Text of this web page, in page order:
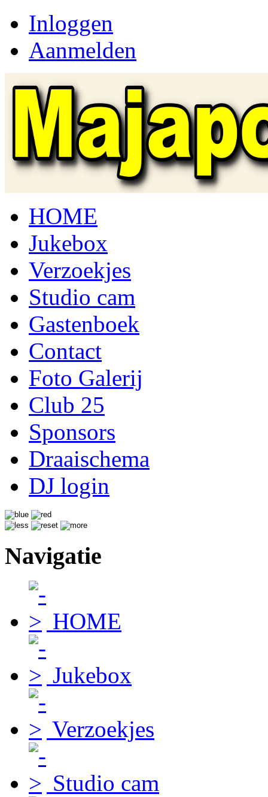
Inloggen
Aanmelden
HOME
Jukebox
Verzoekjes
Studio cam
Gastenboek
Contact
Foto Galerij
Club 25
Sponsors
Draaischema
DJ login
Navigatie
HOME
Jukebox
Verzoekjes
Studio cam